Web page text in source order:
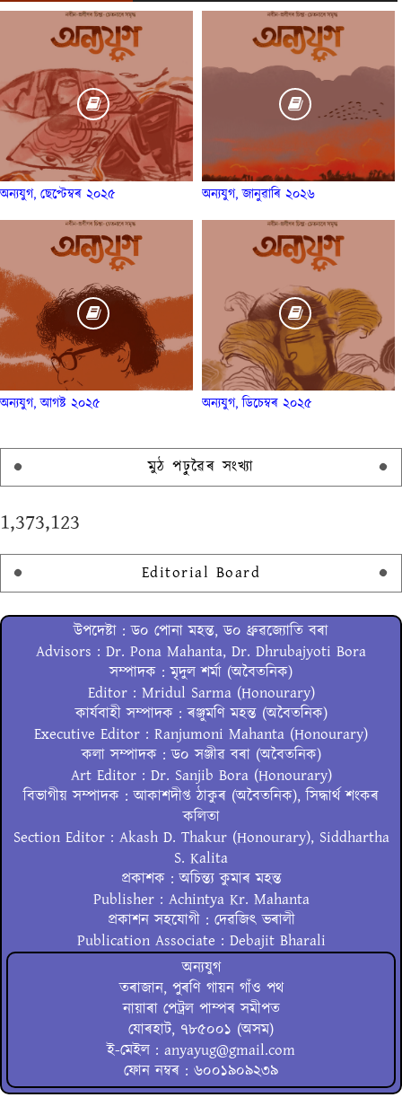
অন্যযুগ, ছেপ্টেম্বৰ ২০২৫ অন্যযুগ, জানুৱাৰি ২০২৬
অন্যযুগ, আগষ্ট ২০২৫ অন্যযুগ, ডিচেম্বৰ ২০২৫
মুঠ পঢ়ুৱৈৰ সংখ্যা
1,373,123
Editorial Board
উপদেষ্টা : ড০ পোনা মহন্ত, ড০ ধ্ৰুৱজ্যোতি বৰা
Advisors : Dr. Pona Mahanta, Dr. Dhrubajyoti Bora
সম্পাদক : মৃদুল শৰ্মা (অবৈতনিক)
Editor : Mridul Sarma (Honourary)
কাৰ্যবাহী সম্পাদক : ৰঞ্জুমণি মহন্ত (অবৈতনিক)
Executive Editor : Ranjumoni Mahanta (Honourary)
কলা সম্পাদক : ড০ সঞ্জীৱ বৰা (অবৈতনিক)
Art Editor : Dr. Sanjib Bora (Honourary)
বিভাগীয় সম্পাদক : আকাশদীপ্ত ঠাকুৰ (অবৈতনিক), সিদ্ধাৰ্থ শংকৰ
কলিতা
Section Editor : Akash D. Thakur (Honourary), Siddhartha
S. Kalita
প্ৰকাশক : অচিন্ত্য কুমাৰ মহন্ত
Publisher : Achintya Kr. Mahanta
প্ৰকাশন সহযোগী : দেৱজিৎ ভৰালী
Publication Associate : Debajit Bharali
অন্যযুগ
তৰাজান, পুৰণি গায়ন গাঁও পথ
নায়াৰা পেট্ৰল পাম্পৰ সমীপত
যোৰহাট, ৭৮৫০০১ (অসম)
ই-মেইল : anyayug@gmail.com
ফোন নম্বৰ : ৬০০১৯০৯২৩৯